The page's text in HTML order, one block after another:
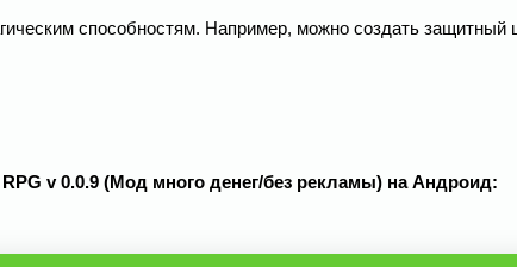
способностям. Например, можно создать защитный
v 0.0.9 (Мод много денег/без рекламы) на Андроид: